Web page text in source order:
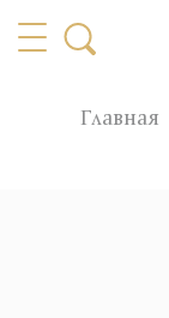
Главная